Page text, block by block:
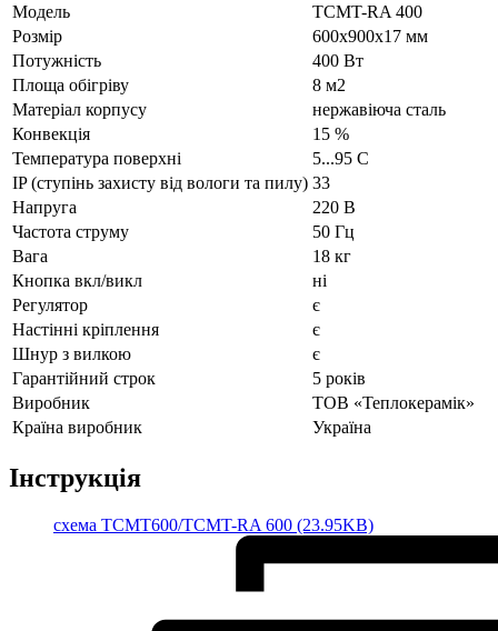
Модель
ТСМT-RA 400
Рoзмір
600х900х17 мм
Потужність
400 Вт
Площа обігріву
8 м2
Матеріал корпусу
нержавіюча сталь
Конвекція
15 %
Температура поверхні
5...95 С
IP (ступінь захисту від вологи та пилу) 33
Напруга
220 В
Частота струму
50 Гц
Вага
18 кг
Кнопка вкл/викл
ні
Регулятор
є
Настінні кріплення
є
Шнур з вилкою
є
Гарантійний строк
5 років
Виробник
ТОВ «Теплокерамік»
Країна виробник
Україна
Інструкція
cхема TCMT600/TCMT-RA 600 (23.95KB)